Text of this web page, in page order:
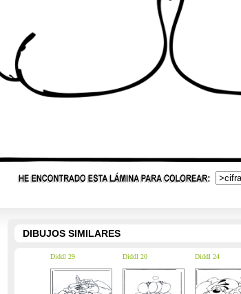
DIBUJOS SIMILARES
Diddl 29 Diddl 20 Diddl 24